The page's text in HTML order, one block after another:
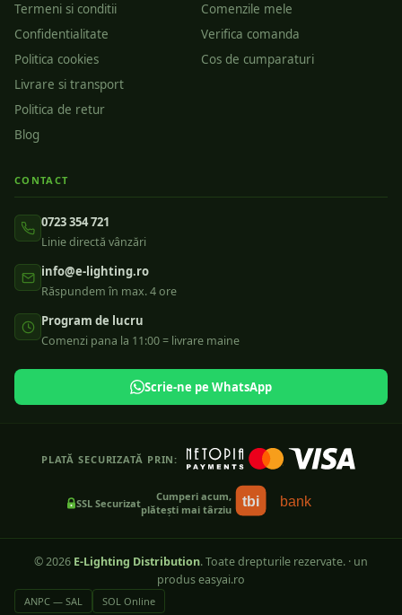
Termeni si conditii
Confidentialitate
Politica cookies
Livrare si transport
Politica de retur
Blog
Comenzile mele
Verifica comanda
Cos de cumparaturi
CONTACT
0723 354 721
Linie directă vânzări
info@e-lighting.ro
Răspundem în max. 4 ore
Program de lucru
Comenzi pana la 11:00 = livrare maine
Scrie-ne pe WhatsApp
PLATĂ SECURIZATĂ PRIN:
SSL Securizat
Cumperi acum,
plătești mai târziu
tbi bank
©2026 E-Lighting Distribution. Toate drepturile rezervate. · un
produs easyai.ro
ANPC — SAL SOL Online